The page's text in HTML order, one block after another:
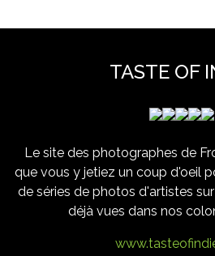
TASTE OF
Le site des photographes de
que vous y jetiez un coup d'oeil
de séries de photos d'artistes
déjà vues dans nos